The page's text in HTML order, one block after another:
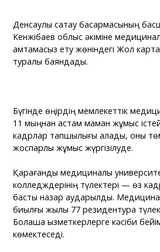
Денсаулық сақтау басқармасының
Кенжібаев облыс әкіміне
қамтамасыз ету жөніндегі Жол
туралы баяндады.
Бүгінде өңірдің мемлекеттік
11 мыңнан астам маман жұмыс
кадрлар тапшылығы қалады, оны
жоспарлы жұмыс жүргізілуде.
Қарағанды медициналық
колледждерінің түлектері — өз
басты назар аударылды.
биылғы жылы 77 резидентура
Болашақ қызметкерлерге кәсіби
көмектеседі.